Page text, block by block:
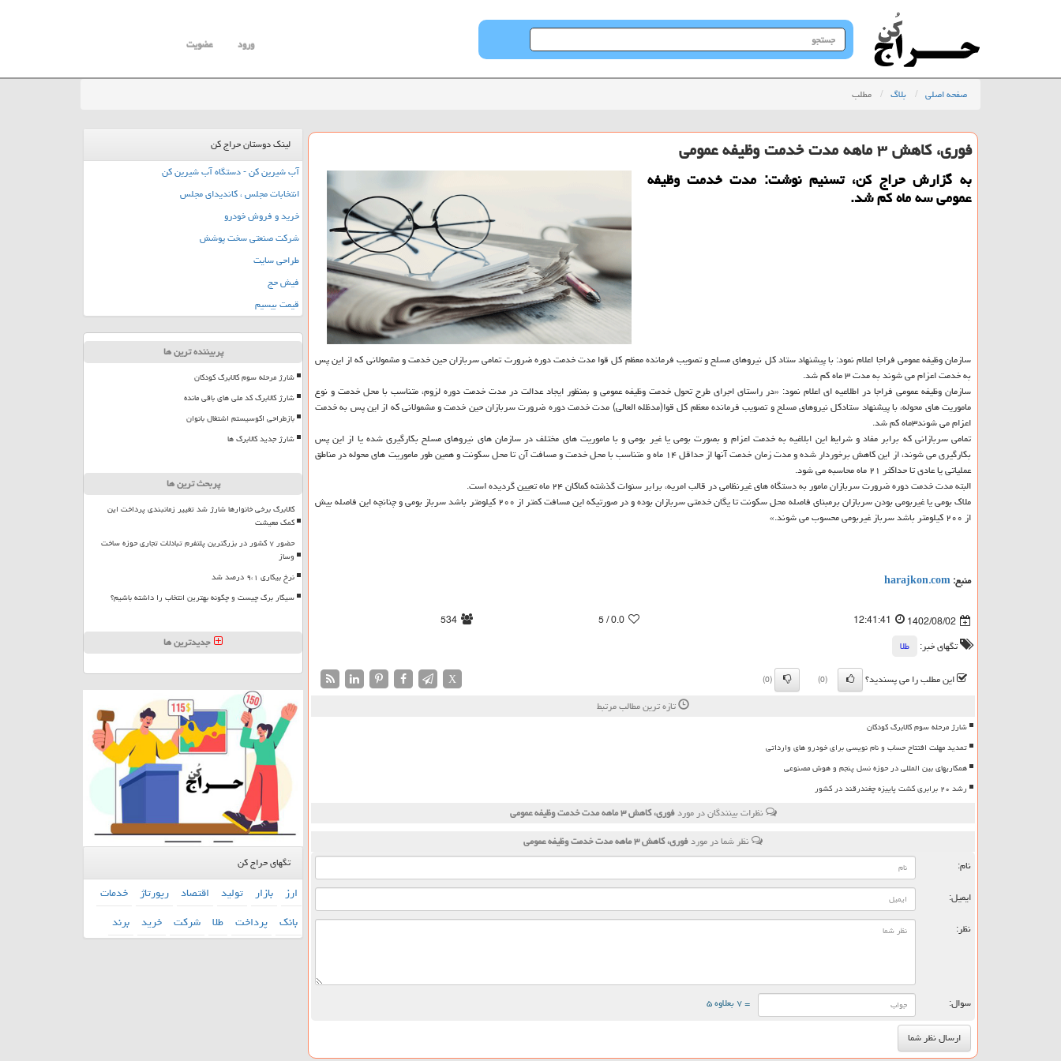
جستجو
در
ورود عضویت
صفحه اصلی بلاگ مطلب
فوری، کاهش ۳ ماهه مدت خدمت وظیفه عمومی
به گزارش حراج کن، تسنیم نوشت: مدت خدمت وظیفه
عمومی سه ماه کم شد.
سازمان وظیفه عمومی فراجا اعلام نمود: با پیشنهاد ستاد کل نیروهای مسلح و تصویب فرمانده معظم کل قوا مدت خدمت دوره ضرورت تمامی سربازان حین خدمت و مشمولانی که از این پس
به خدمت اعزام می شوند به مدت ۳ ماه کم شد.
سازمان وظیفه عمومی فراجا در اطلاعیه ای اعلام نمود: «در راستای اجرای طرح تحول خدمت وظیفه عمومی و بمنظور ایجاد عدالت در مدت خدمت دوره لزوم، متناسب با محل خدمت و نوع
ماموریت های محوله، با پیشنهاد ستادکل نیروهای مسلح و تصویب فرمانده معظم کل قوا(مدظله العالی) مدت خدمت دوره ضرورت سربازان حین خدمت و مشمولانی که از این پس به خدمت
اعزام می شوند۳ماه کم شد.
تمامی سربازانی که برابر مفاد و شرایط این ابلاغیه به خدمت اعزام و بصورت بومی یا غیر بومی و با ماموریت های مختلف در سازمان های نیروهای مسلح بکارگیری شده یا از این پس
بکارگیری می شوند، از این کاهش برخوردار شده و مدت زمان خدمت آنها از حداقل ۱۴ ماه و متناسب با محل خدمت و مسافت آن تا محل سکونت و همین طور ماموریت های محوله در مناطق
عملیاتی یا عادی تا حداکثر ۲۱ ماه محاسبه می شود.
البته مدت خدمت دوره ضرورت سربازان مامور به دستگاه های غیرنظامی در قالب امریه، برابر سنوات گذشته کماکان ۲۴ ماه تعیین گردیده است.
ملاک بومی یا غیربومی بودن سربازان برمبنای فاصله محل سکونت تا یگان خدمتی سربازان بوده و در صورتیکه این مسافت کمتر از ۲۰۰ کیلومتر باشد سرباز بومی و چنانچه این فاصله بیش
از ۲۰۰ کیلومتر باشد سرباز غیربومی محسوب می شوند.»
منبع:harajkon.com
1402/08/02
12:41:41
0.0
/ 5
534
تگهای خبر:
طلا
این مطلب را می پسندید؟
(0)
(0)
X
تازه ترین مطالب مرتبط
شارژ مرحله سوم کالابرگ کودکان
تمدید مهلت افتتاح حساب و نام نویسی برای خودرو های وارداتی
همکاریهای بین المللی در حوزه نسل پنجم و هوش مصنوعی
رشد ۲۰ برابری کشت پاییزه چغندرقند در کشور
نظرات بینندگان در موردفوری، کاهش ۳ ماهه مدت خدمت وظیفه عمومی
نظر شما در موردفوری، کاهش ۳ ماهه مدت خدمت وظیفه عمومی
نام:
ایمیل:
نظر:
سوال: = ۷ بعلاوه ۵
لینک دوستان حراج کن
آب شیرین کن - دستگاه آب شیرین کن
انتخابات مجلس ، کاندیدای مجلس
خرید و فروش خودرو
شرکت صنعتی سخت پوشش
طراحی سایت
فیش حج
قیمت بیسیم
پربیننده ترین ها
شارژ مرحله سوم کالابرگ کودکان
شارژ کالابرگ کد ملی های باقی مانده
بازطراحی اکوسیستم اشتغال بانوان
شارژ جدید کالابرگ ها
پربحث ترین ها
کالابرگ برخی خانوارها شارژ شد تغییر زمانبندی پرداخت این
کمک معیشت
حضور ۷ کشور در بزرگترین پلتفرم تبادلات تجاری حوزه ساخت
وساز
نرخ بیکاری ۹،۱ درصد شد
سیگار برگ چیست و چگونه بهترین انتخاب را داشته باشیم؟
جدیدترین ها
تگهای حراج کن
ارز بازار تولید اقتصاد رپورتاژ خدمات
بانك پرداخت طلا شركت خرید برند